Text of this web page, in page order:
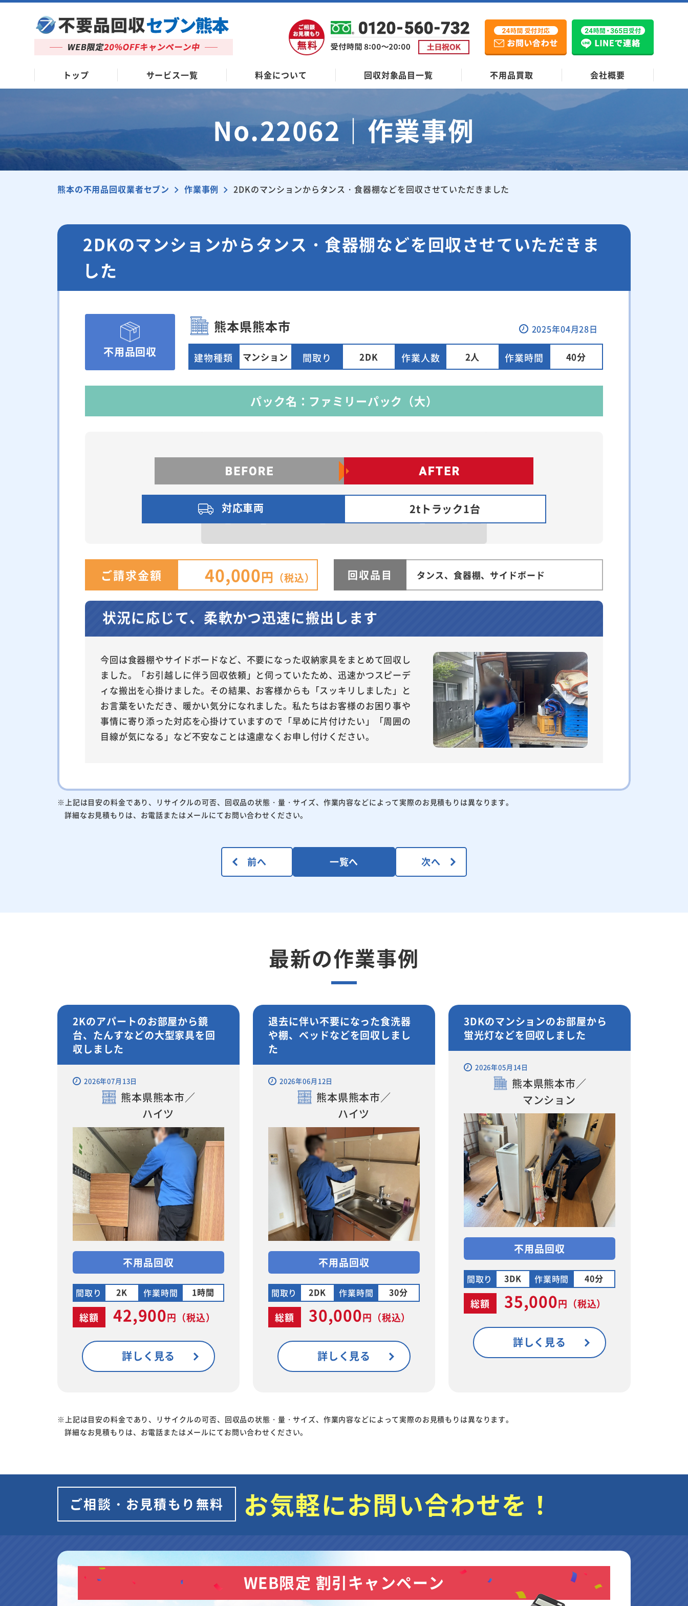
トップ サービス一覧 料金について 回収対象品目一覧 不用品買取 会社概要
No.22062｜作業事例
熊本の不用品回収業者セブン 作業事例 2DKのマンションからタンス・食器棚などを回収させていただきました
2DKのマンションからタンス・食器棚などを回収させていただきま
した
2025年04月28日
不用品回収
熊本県熊本市
建物種類 マンション 間取り 2DK 作業人数 2人 作業時間 40分
パック名：ファミリーパック（大）
対応車両 2tトラック1台
ご請求金額 40,000円 （税込） 回収品目 タンス、食器棚、サイドボード
状況に応じて、柔軟かつ迅速に搬出します
今回は食器棚やサイドボードなど、不要になった収納家具をまとめて回収し
ました。「お引越しに伴う回収依頼」と伺っていたため、迅速かつスピーデ
ィな搬出を心掛けました。その結果、お客様からも「スッキリしました」と
お言葉をいただき、暖かい気分になれました。私たちはお客様のお困り事や
事情に寄り添った対応を心掛けていますので「早めに片付けたい」「周囲の
目線が気になる」など不安なことは遠慮なくお申し付けください。
※上記は目安の料金であり、リサイクルの可否、回収品の状態・量・サイズ、作業内容などによって実際のお見積もりは異なります。
詳細なお見積もりは、お電話またはメールにてお問い合わせください。
前へ 一覧へ 次へ
最新の作業事例
2Kのアパートのお部屋から鏡
台、たんすなどの大型家具を回
収しました
2026年07月13日
熊本県熊本市／
ハイツ
不用品回収
間取り 2K 作業時間 1時間
総額 42,900円 （税込）
詳しく見る
退去に伴い不要になった食洗器
や棚、ベッドなどを回収しまし
た
2026年06月12日
熊本県熊本市／
ハイツ
不用品回収
間取り 2DK 作業時間 30分
総額 30,000円 （税込）
詳しく見る
3DKのマンションのお部屋から
蛍光灯などを回収しました
2026年05月14日
熊本県熊本市／
マンション
不用品回収
間取り 3DK 作業時間 40分
総額 35,000円 （税込）
詳しく見る
※上記は目安の料金であり、リサイクルの可否、回収品の状態・量・サイズ、作業内容などによって実際のお見積もりは異なります。
詳細なお見積もりは、お電話またはメールにてお問い合わせください。
ご相談・お見積もり無料 お気軽にお問い合わせを！
WEB限定 割引キャンペーン